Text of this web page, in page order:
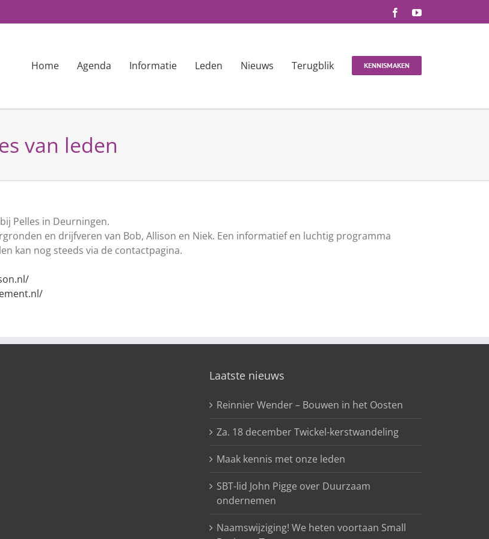
FacebookYouTube
Home Agenda Informatie Leden Nieuws Terugblik KENNISMAKEN
van leden
Pelles in Deurningen.
en drijfveren van Bob, Allison en Niek. Een informatief en luchtig programma
kan nog steeds via de contactpagina.
Laatste nieuws
Reinnier Wender – Bouwen in het Oosten
Za. 18 december Twickel-kerstwandeling
Maak kennis met onze leden
SBT-lid John Pigge over Duurzaam
ondernemen
Naamswijziging! We heten voortaan Small